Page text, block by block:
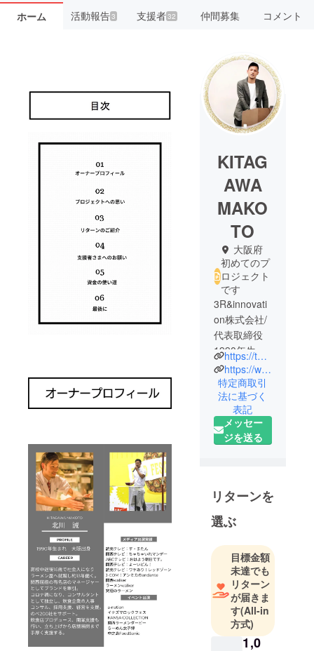
ホーム 活動報告3 支援者32 仲間募集 コメント
KITAG
AWA
MAKO
TO
大阪府
初めてのプ
ロジェクト
です
3R&innovati
on株式会社/
代表取締役
1990年生ま
れ 大阪府
出身
【経歴】
飲食業界13
年勤務
現場スタッ
と幅広い業
務に従事。
多くのメ
り上げられ
食べログ
TOP100にも
選出される
関西屈指の
有名店に成
https://twitter.com/kitagawa_1130
https://www.instagram.com/ki.ma11903011
特定商取引
法に基づく
表記
メッセー
ジを送る
リターンを
選ぶ
目標金額
未達でも
リターン
が届きま
す(All-in
方式)
1,0